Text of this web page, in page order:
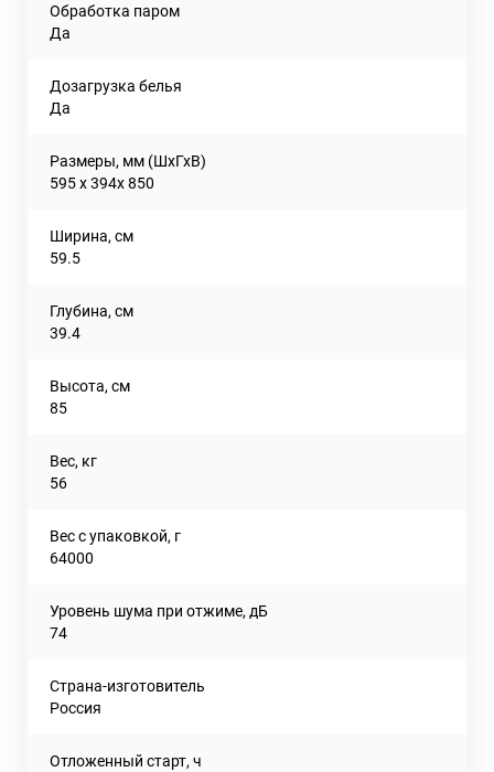
Обработка паром
Да
Дозагрузка белья
Да
Размеры, мм (ШхГхВ)
595 х 394х 850
Ширина, см
59.5
Глубина, см
39.4
Высота, см
85
Вес, кг
56
Вес с упаковкой, г
64000
Уровень шума при отжиме, дБ
74
Страна-изготовитель
Россия
Отложенный старт, ч